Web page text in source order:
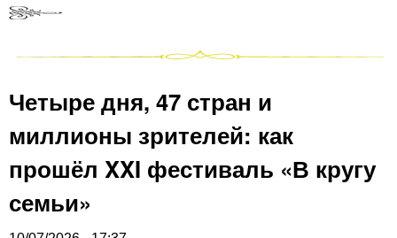
Четыре дня, 47 стран и
миллионы зрителей: как
прошёл XXI фестиваль «В кругу
семьи»